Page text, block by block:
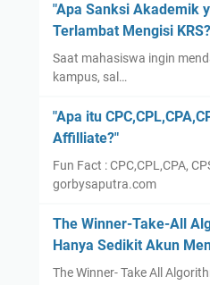
"Apa Sanksi Akademik
Terlambat Mengisi
Saat mahasiswa ingin
kampus, sal…
"Apa itu
Affilliate?"
Fun Fact : CPC,CPL,CPA,
gorbysaputra.com
The Winner-Take-All
Hanya Sedikit Akun
The Winner- Take All